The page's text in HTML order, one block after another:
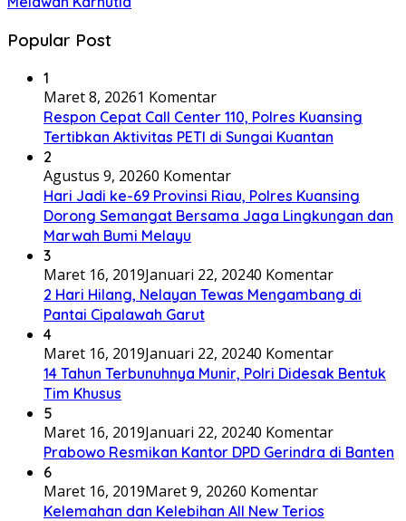
Popular Post
1
Maret 8, 20261 Komentar
Respon Cepat Call Center 110, Polres Kuansing
Tertibkan Aktivitas PETI di Sungai Kuantan
2
Agustus 9, 20260 Komentar
Hari Jadi ke-69 Provinsi Riau, Polres Kuansing
Dorong Semangat Bersama Jaga Lingkungan dan
Marwah Bumi Melayu
3
Maret 16, 2019Januari 22, 20240 Komentar
2 Hari Hilang, Nelayan Tewas Mengambang di
Pantai Cipalawah Garut
4
Maret 16, 2019Januari 22, 20240 Komentar
14 Tahun Terbunuhnya Munir, Polri Didesak Bentuk
Tim Khusus
5
Maret 16, 2019Januari 22, 20240 Komentar
Prabowo Resmikan Kantor DPD Gerindra di Banten
6
Maret 16, 2019Maret 9, 20260 Komentar
Kelemahan dan Kelebihan All New Terios